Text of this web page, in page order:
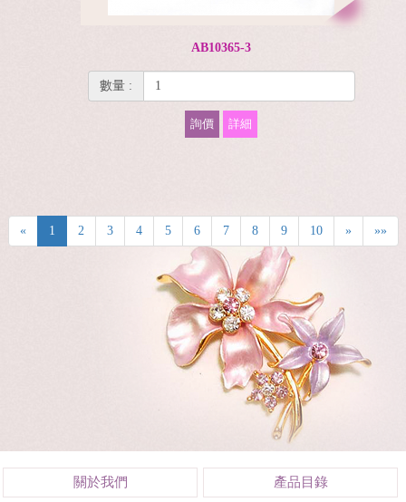
AB10365-3
數量 :
詢價 詳細
« 1 2 3 4 5 6 7 8 9 10 » »»
關於我們 產品目錄